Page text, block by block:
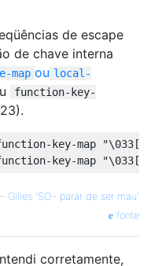
de escape
de chave interna
map ou local-
function-key-
key-map
Gilles 'SO- parar de ser mau'
fonte
corretamente,